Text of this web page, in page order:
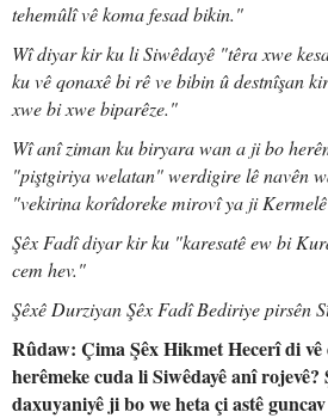
tehemûlî vê koma fesad bikin."
Wî diyar kir ku li Siwêdayê "têra xwe
ku vê qonaxê bi rê ve bibin û destnîşan
xwe bi xwe biparêze."
Wî anî ziman ku biryara wan a ji bo
"piştgiriya welatan" werdigire lê navên
"vekirina korîdoreke mirovî ya ji
Şêx Fadî diyar kir ku "karesatê ew bi
cem hev."
Şêxê Durziyan Şêx Fadî Bediriye pirsên
Rûdaw: Çima Şêx Hikmet Hecerî di vê
herêmeke cuda li Siwêdayê anî rojevê?
daxuyaniyê ji bo we heta çi astê